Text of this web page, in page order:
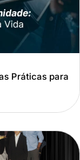
Práticas para